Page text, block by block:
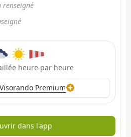
renseigné
heure par heure
Premium
dans l'app